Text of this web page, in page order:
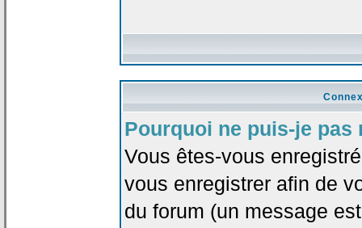
Pourquoi ne puis-je pas
Vous êtes-vous
vous enregistrer afin de
du forum (un message